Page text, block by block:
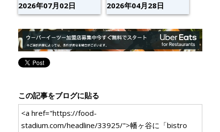
2026年07月02日 2026年04月28日
この記事をブログに貼る
<a href="https://food-
stadium.com/headline/33925/">幡ヶ谷に「bistro